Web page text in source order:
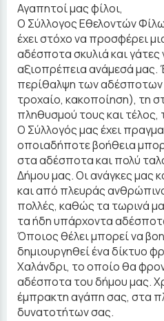
Αγαπητοί μας φίλοι,
Ο Σύλλογος Εθελοντών
έχει στόχο να προσφέρει
αδέσποτα σκυλιά και γάτες
αξιοπρέπεια ανάμεσά μας.
περίθαλψη των
τροχαίο, κακοποίηση), τη
πληθυσμού τους και τέλος,
Ο Σύλλογός μας έχει
οποιαδήποτε βοήθεια
στα αδέσποτα και πολύ
Δήμου μας. Οι ανάγκες μας
και από πλευράς
πολλές, καθώς τα τωρινά
τα ήδη υπάρχοντα
Όποιος θέλει μπορεί να
δημιουργηθεί ένα δίκτυο
Χαλάνδρι, το οποίο θα
αδέσποτα του δήμου μας.
έμπρακτη αγάπη σας, στα
δυνατοτήτων σας.